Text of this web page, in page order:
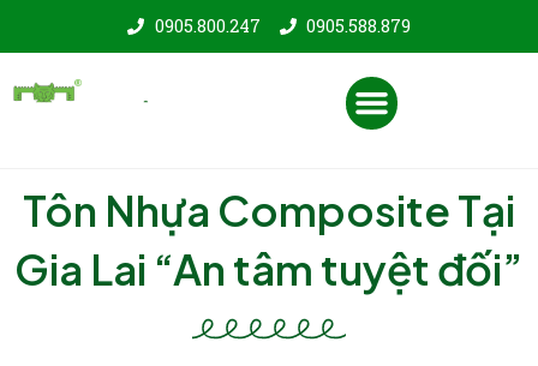
dung
0905.800.247 0905.588.879
Menu
Tôn Nhựa Composite Tại
Gia Lai “An tâm tuyệt đối”